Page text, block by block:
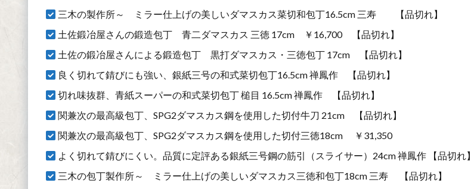
三木の製作所～ ミラー仕上げの美しいダマスカス菜切和包丁16.5cm 三寿ゞ 【品切れ】
土佐鍛冶屋さんの鍛造包丁 青二ダマスカス 三徳 17cm ￥16,700 【品切れ】
土佐の鍛冶屋さんによる鍛造包丁 黒打ダマスカス・三徳包丁 17cm 【品切れ】
良く切れて錆びにも強い、銀紙三号の和式菜切包丁16.5cm 禅鳳作 【品切れ】
切れ味抜群、青紙スーパーの和式菜切包丁 槌目 16.5cm 禅鳳作 【品切れ】
関兼次の最高級包丁、SPG2ダマスカス鋼を使用した切付牛刀 21cm 【品切れ】
関兼次の最高級包丁、SPG2ダマスカス鋼を使用した切付三徳18cm ￥31,350
よく切れて錆びにくい。品質に定評ある銀紙三号鋼の筋引（スライサー）24cm 禅鳳作 【品切れ】
三木の包丁製作所～ ミラー仕上げの美しいダマスカス三徳和包丁18cm 三寿ゞ 【品切れ】